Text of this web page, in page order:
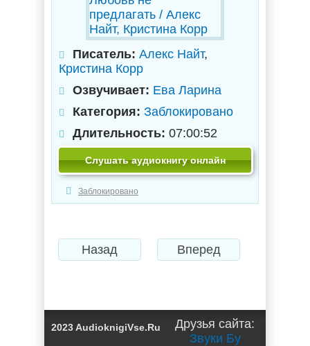
Писатель: Алекс Найт,
Кристина Корр
Озвучивает: Ева Ларина
Категория: Заблокировано
Длительность: 07:00:52
Слушать аудиокнигу онлайн
Заблокировано
Назад Вперед
2023 AudioknigiVse.Ru
Друзья сайта:
Звуки Бу